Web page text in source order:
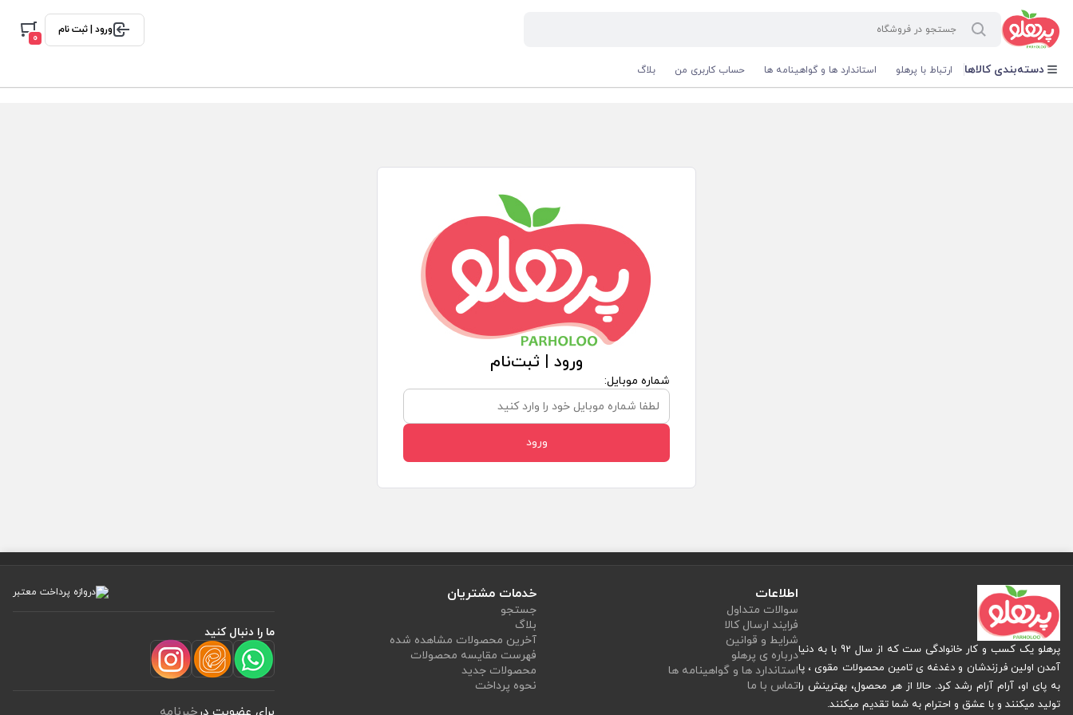
ورود | ثبت نام
0
دسته‌بندی کالاها ارتباط با پرهلو استاندارد ها و گواهینامه ها حساب کاربری من بلاگ
ورود | ثبت‌نام
شماره موبایل:
ورود
پرهلو یک کسب و کار خانوادگی ست که از سال 92 با به دنیا
آمدن اولین فرزندشان و دغدغه ی تامین محصولات مقوی ، پا
به پای او، آرام آرام رشد کرد. حالا از هر محصول، بهترینش را
تولید میکنند و با عشق و احترام به شما تقدیم میکنند.
اطلاعات
سوالات متداول
فرایند ارسال کالا
شرایط و قوانین
درباره ی پرهلو
استاندارد ها و گواهینامه ها
تماس با ما
خدمات مشتریان
جستجو
بلاگ
آخرین محصولات مشاهده شده
فهرست مقایسه محصولات
محصولات جدید
نحوه پرداخت
ما را دنبال کنید